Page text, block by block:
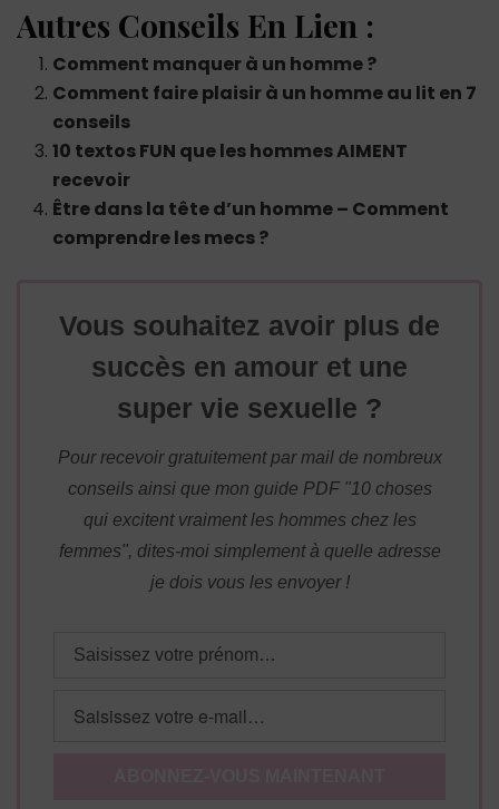
Autres Conseils En Lien :
Comment manquer à un homme ?
Comment faire plaisir à un homme au lit en 7
conseils
10 textos FUN que les hommes AIMENT
recevoir
Être dans la tête d’un homme – Comment
comprendre les mecs ?
Vous souhaitez avoir plus de
succès en amour et une
super vie sexuelle ?
Pour recevoir gratuitement par mail de nombreux
conseils ainsi que mon guide PDF "10 choses
qui excitent vraiment les hommes chez les
femmes", dites-moi simplement à quelle adresse
je dois vous les envoyer !